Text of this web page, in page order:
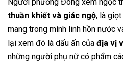
thuần khiết và giác ngộ, là
mang trong mình linh hồn nước
lại xem đó là dấu ấn của địa vị
những người phụ nữ có phẩm